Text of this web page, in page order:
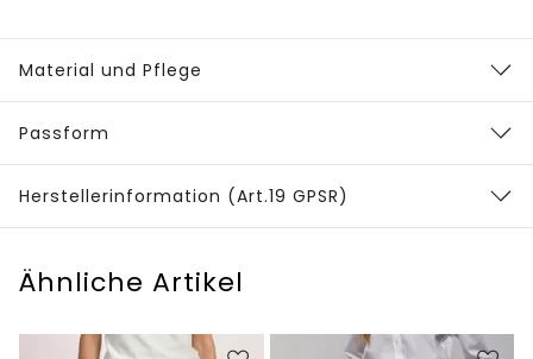
Material und Pflege
Passform
Herstellerinformation (Art.19 GPSR)
Ähnliche Artikel